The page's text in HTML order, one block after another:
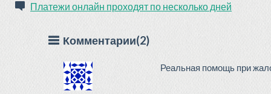
Платежи онлайн проходят по несколько дней
Комментарии(2)
Реальная помощь при